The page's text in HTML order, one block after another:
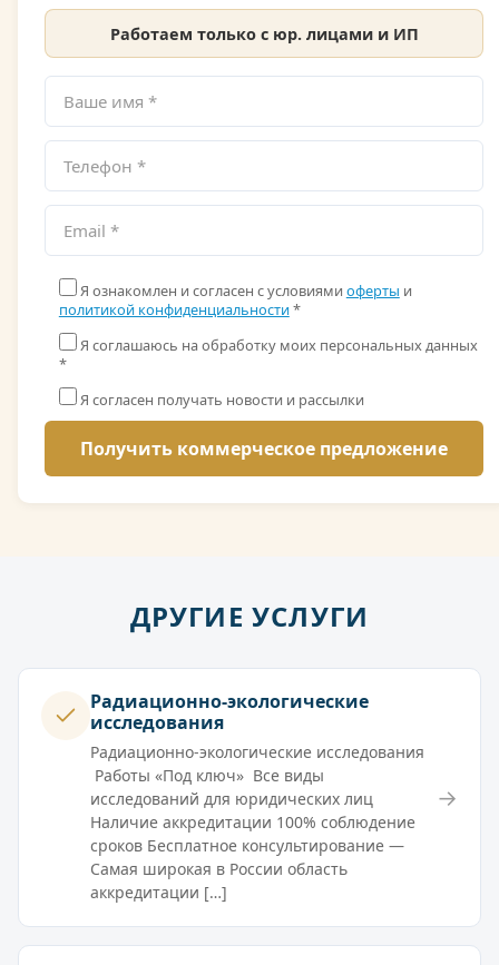
Работаем только с юр. лицами и ИП
Я ознакомлен и согласен с условиями оферты и
политикой конфиденциальности*
Я соглашаюсь на обработку моих персональных данных
*
Я согласен получать новости и рассылки
ДРУГИЕ УСЛУГИ
Радиационно-экологические
исследования
Радиационно-экологические исследования
Работы «Под ключ» Все виды
исследований для юридических лиц
Наличие аккредитации 100% соблюдение
сроков Бесплатное консультирование —
Самая широкая в России область
аккредитации […]
→